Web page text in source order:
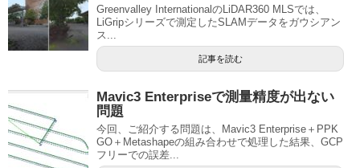
Greenvalley InternationalのLiDAR360 MLSでは、
LiGripシリーズで測定したSLAMデータをガウシアン
ス...
記事を読む
Mavic3 Enterpriseで測量精度が出ない
問題
今回、ご紹介する問題は、Mavic3 Enterprise＋PPK
GO＋Metashapeの組み合わせで処理した結果、GCP
フリーでの誤差...